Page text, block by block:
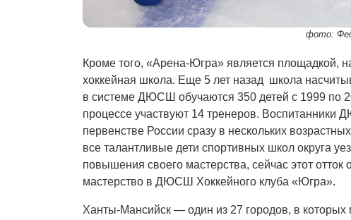
фото:
Кроме того, «Арена-Югра» является площадкой,
хоккейная школа. Еще 5 лет назад школа
в системе ДЮСШ обучаются 350 детей с 1999 по
процессе участвуют 14 тренеров.
первенстве России сразу в нескольких
все талантливые дети спортивных школ округа
повышения своего мастерства, сейчас этот
мастерство в ДЮСШ Хоккейного клуба «Югра».
Ханты-Мансийск — один из 27 городов, в